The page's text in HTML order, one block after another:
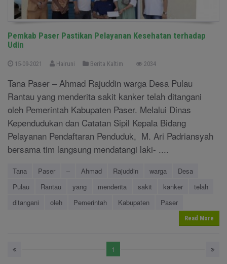
Pemkab Paser Pastikan Pelayanan Kesehatan terhadap
Udin
15-09-2021 Hairuni Berita Kaltim 2034
Tana Paser – Ahmad Rajuddin warga Desa Pulau
Rantau yang menderita sakit kanker telah ditangani
oleh Pemerintah Kabupaten Paser. Melalui Dinas
Kependudukan dan Catatan Sipil Kepala Bidang
Pelayanan Pendaftaran Penduduk, M. Ari Padriansyah
bersama tim langsung mendatangi laki- ....
Tana Paser – Ahmad Rajuddin warga
Desa
Pulau
Rantau yang menderita sakit kanker
telah
ditangani
oleh Pemerintah Kabupaten Paser
Read More
1